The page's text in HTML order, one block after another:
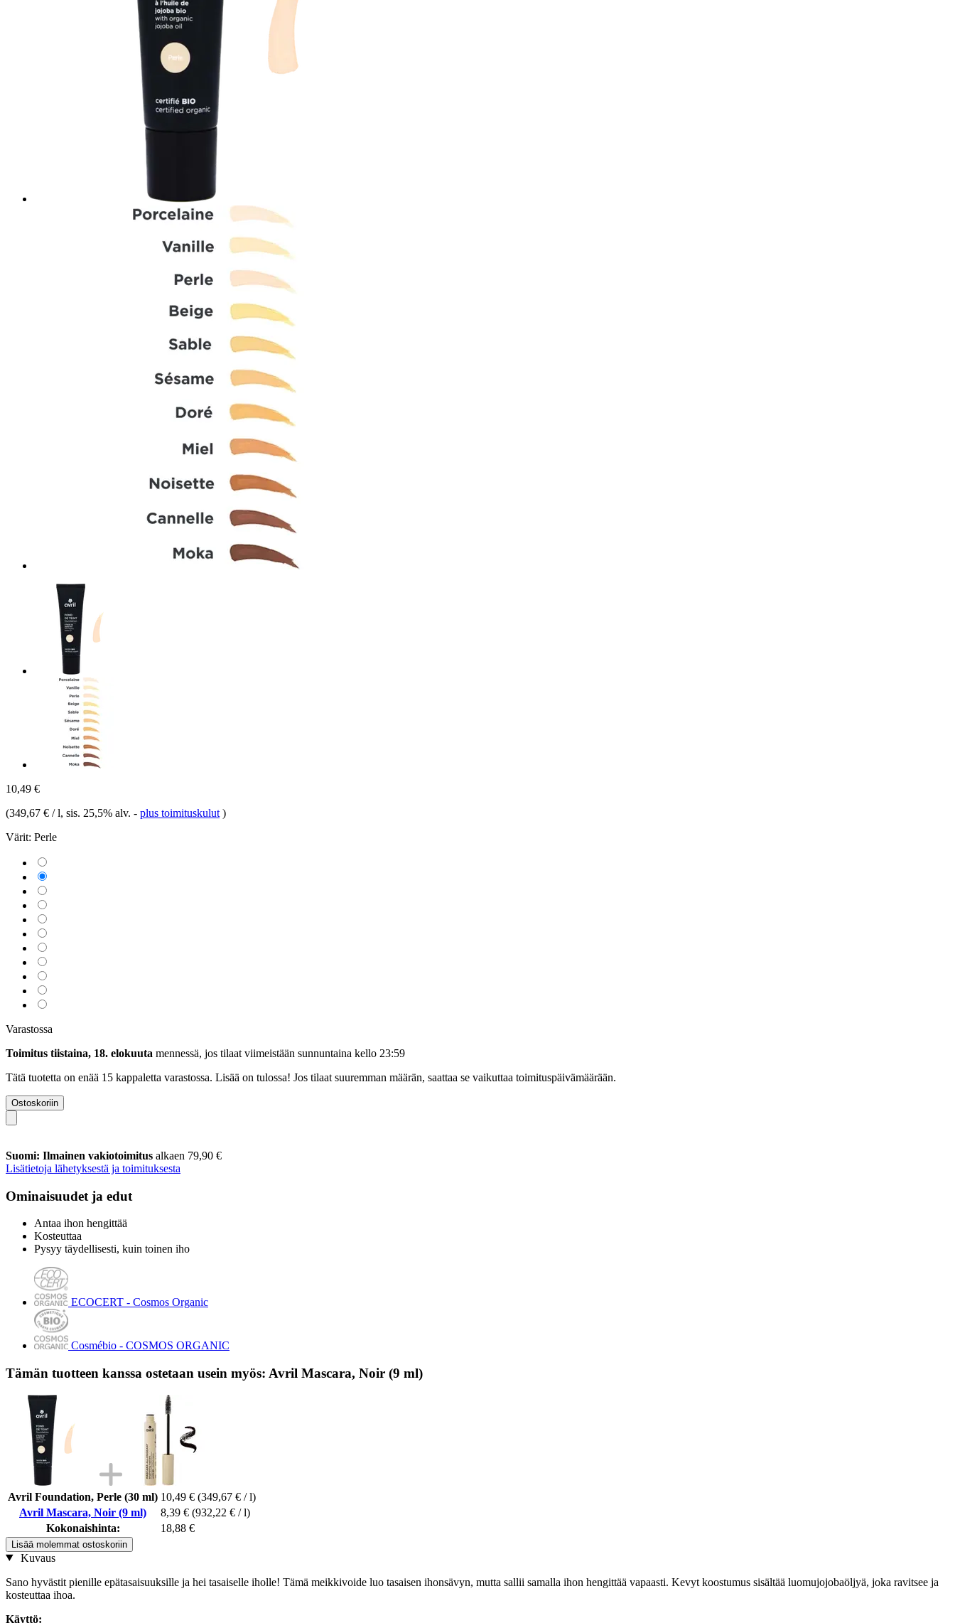
10,49 €
(349,67 € / l, sis. 25,5% alv. - plus toimituskulut )
Värit: Perle
Varastossa
Toimitus tiistaina, 18. elokuuta mennessä, jos tilaat viimeistään sunnuntaina kello 23:59
Tätä tuotetta on enää 15 kappaletta varastossa. Lisää on tulossa! Jos tilaat suuremman määrän, saattaa se vaikuttaa toimituspäivämäärään.
Ostoskoriin
Suomi: Ilmainen vakiotoimitus alkaen 79,90 €
Lisätietoja lähetyksestä ja toimituksesta
Ominaisuudet ja edut
Antaa ihon hengittää
Kosteuttaa
Pysyy täydellisesti, kuin toinen iho
ECOCERT - Cosmos Organic
Cosmébio - COSMOS ORGANIC
Tämän tuotteen kanssa ostetaan usein myös: Avril Mascara, Noir (9 ml)
Avril Foundation, Perle (30 ml) 10,49 € (349,67 € / l)
Avril Mascara, Noir (9 ml)
8,39 € (932,22 € / l)
Kokonaishinta:
18,88 €
Lisää molemmat ostoskoriin
Kuvaus
Sano hyvästit pienille epätasaisuuksille ja hei tasaiselle iholle! Tämä meikkivoide luo tasaisen ihonsävyn, mutta sallii samalla ihon hengittää vapaasti. Kevyt koostumus sisältää luomujojobaöljyä, joka ravitsee ja
kosteuttaa ihoa.
Käyttö: